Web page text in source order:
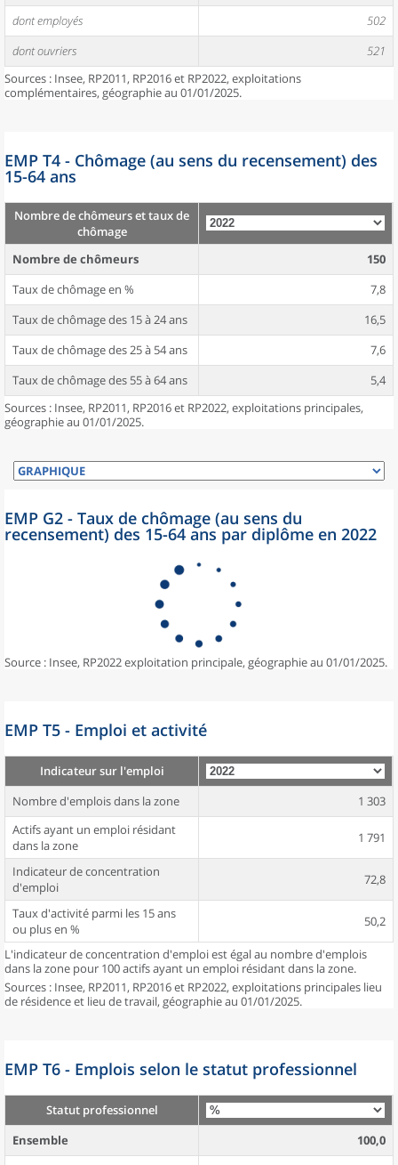
dont employés
502
dont ouvriers
521
Sources : Insee, RP2011, RP2016 et RP2022, exploitations
complémentaires, géographie au 01/01/2025.
EMP T4 - Chômage (au sens du recensement) des
15-64 ans
Nombre de chômeurs et taux de
chômage
Nombre de chômeurs
150
Taux de chômage en %
7,8
Taux de chômage des 15 à 24 ans
16,5
Taux de chômage des 25 à 54 ans
7,6
Taux de chômage des 55 à 64 ans
5,4
Sources : Insee, RP2011, RP2016 et RP2022, exploitations principales,
géographie au 01/01/2025.
EMP G2 - Taux de chômage (au sens du
recensement) des 15-64 ans par diplôme en 2022
Source : Insee, RP2022 exploitation principale, géographie au 01/01/2025.
EMP T5 - Emploi et activité
Indicateur sur l'emploi
Nombre d'emplois dans la zone
1 303
Actifs ayant un emploi résidant
dans la zone
1 791
Indicateur de concentration
d'emploi
72,8
Taux d'activité parmi les 15 ans
ou plus en %
50,2
L'indicateur de concentration d'emploi est égal au nombre d'emplois
dans la zone pour 100 actifs ayant un emploi résidant dans la zone.
Sources : Insee, RP2011, RP2016 et RP2022, exploitations principales lieu
de résidence et lieu de travail, géographie au 01/01/2025.
EMP T6 - Emplois selon le statut professionnel
Statut professionnel
Ensemble
100,0